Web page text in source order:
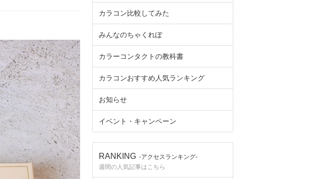
カラコン比較してみた
みんなのちゃくれぽ
カラーコンタクトの教科書
カラコンおすすめ人気ランキング
お知らせ
イベント・キャンペーン
RANKING -アクセスランキング-
週間の人気記事はこちら